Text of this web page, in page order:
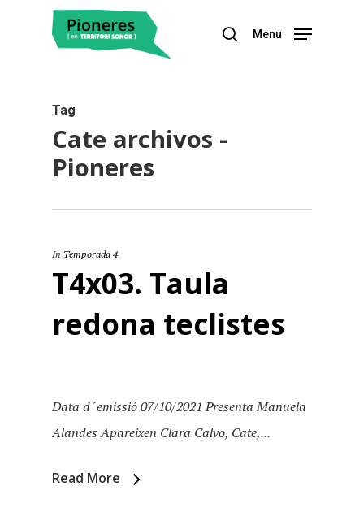
Menu
Tag
Cate archivos -
Pioneres
In Temporada 4
T4x03. Taula
redona teclistes
Data d´emissió 07/10/2021 Presenta Manuela
Alandes Apareixen Clara Calvo, Cate,...
Read More